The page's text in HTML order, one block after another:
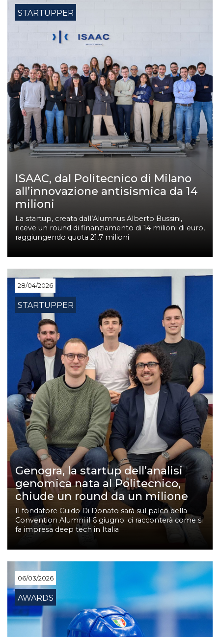
STARTUPPER
ISAAC, dal Politecnico di Milano
all’innovazione antisismica da 14
milioni
La startup, creata dall’Alumnus Alberto Bussini,
riceve un round di finanziamento di 14 milioni di euro,
raggiungendo quota 21,7 milioni
28/04/2026
STARTUPPER
Genogra, la startup dell’analisi
genomica nata al Politecnico,
chiude un round da un milione
Il fondatore Guido Di Donato sarà sul palco della
Convention Alumni il 6 giugno: ci racconterà come si
fa impresa deep tech in Italia
06/03/2026
AWARDS